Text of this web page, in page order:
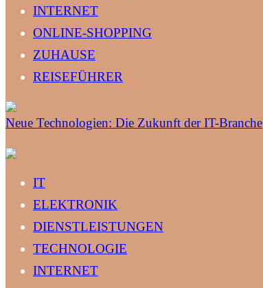
INTERNET
ONLINE-SHOPPING
ZUHAUSE
REISEFÜHRER
Neue Technologien: Die Zukunft der IT-Branche
IT
ELEKTRONIK
DIENSTLEISTUNGEN
TECHNOLOGIE
INTERNET